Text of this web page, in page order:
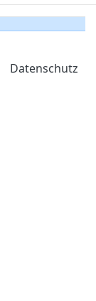
Datenschutz